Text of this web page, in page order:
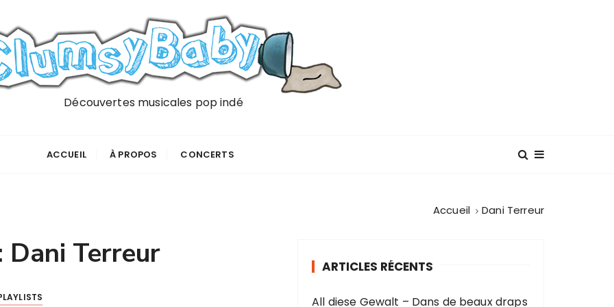
Découvertes musicales pop indé
ACCUEIL À PROPOS CONCERTS
Accueil Dani Terreur
Dani Terreur ARTICLES RÉCENTS
All diese Gewalt – Dans de beaux draps